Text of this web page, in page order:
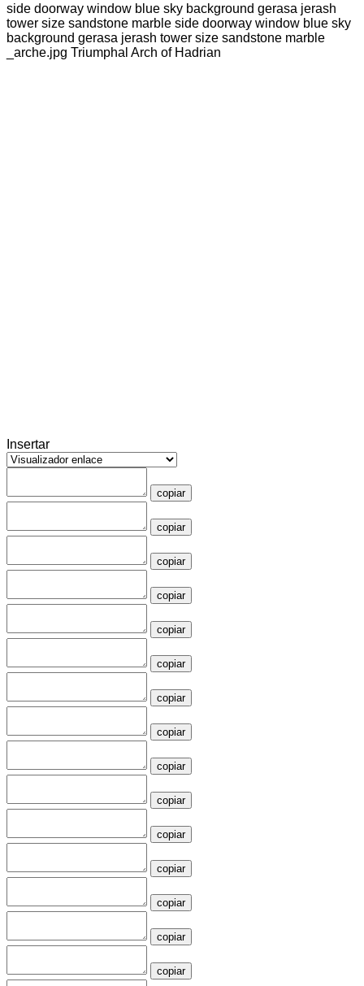
side doorway window blue sky background gerasa jerash
tower size sandstone marble side doorway window blue sky
background gerasa jerash tower size sandstone marble
_arche.jpg Triumphal Arch of Hadrian
Insertar
copiar
copiar
copiar
copiar
copiar
copiar
copiar
copiar
copiar
copiar
copiar
copiar
copiar
copiar
copiar